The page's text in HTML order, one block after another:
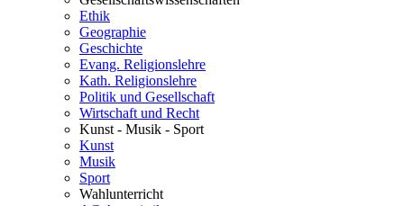
Ethik
Geographie
Geschichte
Evang. Religionslehre
Kath. Religionslehre
Politik und Gesellschaft
Wirtschaft und Recht
Kunst - Musik - Sport
Kunst
Musik
Sport
Wahlunterricht